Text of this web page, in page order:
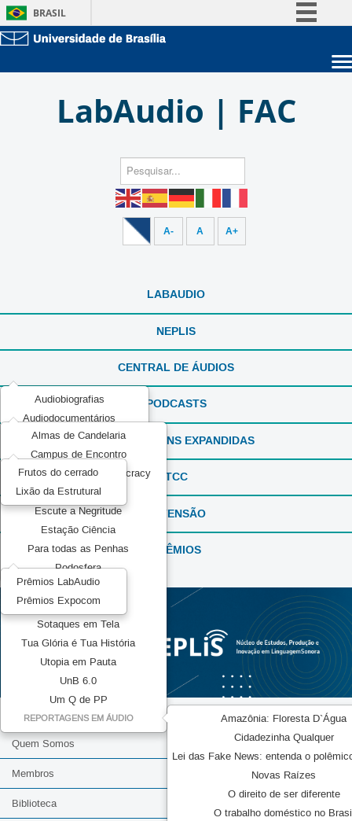
BRASIL
Acesso à informação
Unidades acadêmicas
Estude na UnB
LabAudio | FAC
A- A A+
LABAUDIO
NEPLIS
CENTRAL DE ÁUDIOS
Audiobiografias
Audiodocumentários
ExperimentaSONS
Ficção em Áudio
Produções Experimentais
Recorda_SONS
Reportagens Especiais
Série ou Programa Especial
Sintonia Literária
TeMATIZaSONS
PODCASTS
Almas de Candelaria
Campus de Encontro
Communication and Democracy
Elas por Elas
Escute a Negritude
Estação Ciência
Para todas as Penhas
Podosfera
Pretos no topo
Mídia Pública
Sotaques em Tela
Tua Glória é Tua História
Utopia em Pauta
UnB 6.0
Um Q de PP
REPORTAGENS EM ÁUDIO
Amazônia: Floresta D`Água
Cidadezinha Qualquer
Lei das Fake News: entenda o
Novas Raízes
O direito de ser diferente
O trabalho doméstico no
REPORTAGENS EXPANDIDAS
Frutos do cerrado
Lixão da Estrutural
TCC
EXTENSÃO
PRÊMIOS
Prêmios LabAudio
Prêmios Expocom
Quem Somos
Membros
Biblioteca